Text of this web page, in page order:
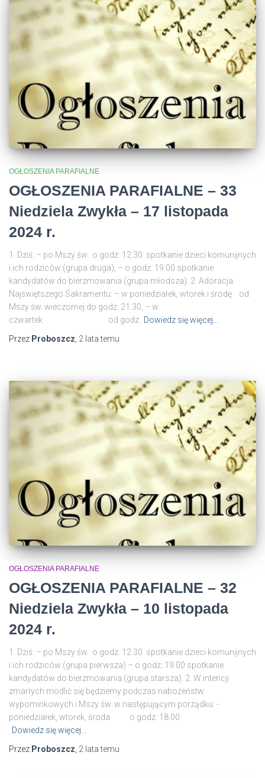
OGŁOSZENIA PARAFIALNE
OGŁOSZENIA PARAFIALNE – 33
Niedziela Zwykła – 17 listopada
2024 r.
1. Dziś: – po Mszy św. o godz. 12.30 spotkanie dzieci komunijnych
i ich rodziców (grupa druga), – o godz. 19.00 spotkanie
kandydatów do bierzmowania (grupa młodsza). 2. Adoracja
Najświętszego Sakramentu: – w poniedziałek, wtorek i środę od
Mszy św. wieczornej do godz. 21.30, – w
czwartek od godz. Dowiedz się więcej…
Przez Proboszcz 2 latatemu
OGŁOSZENIA PARAFIALNE
OGŁOSZENIA PARAFIALNE – 32
Niedziela Zwykła – 10 listopada
2024 r.
1. Dziś: – po Mszy św. o godz. 12.30 spotkanie dzieci komunijnych
i ich rodziców (grupa pierwsza) – o godz. 19.00 spotkanie
kandydatów do bierzmowania (grupa starsza). 2. W intencji
zmarłych modlić się będziemy podczas nabożeństw
wypominkowych i Mszy św. w następującym porządku: -
poniedziałek, wtorek, środa o godz. 18.00
Dowiedz się więcej…
Przez Proboszcz 2 latatemu